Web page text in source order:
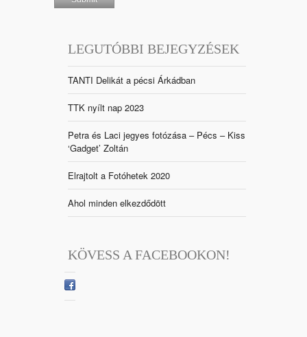
LEGUTÓBBI BEJEGYZÉSEK
TANTI Delikát a pécsi Árkádban
TTK nyílt nap 2023
Petra és Laci jegyes fotózása – Pécs – Kiss
‘Gadget’ Zoltán
Elrajtolt a Fotóhetek 2020
Ahol minden elkezdődött
KÖVESS A FACEBOOKON!